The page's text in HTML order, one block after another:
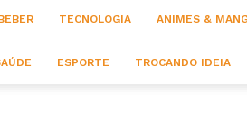
TECNOLOGIA ANIMES &
ESPORTE TROCANDO IDEIA